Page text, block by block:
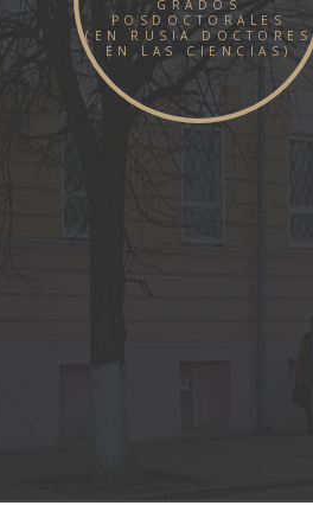
GRADOS
POSDOCTORALES
(EN RUSIA DOCTORES
EN LAS CIENCIAS)